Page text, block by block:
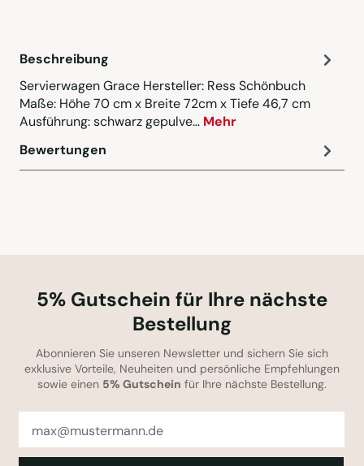
Beschreibung
Servierwagen Grace Hersteller: Ress Schönbuch
Maße: Höhe 70 cm x Breite 72cm x Tiefe 46,7 cm
Ausführung: schwarz gepulve… Mehr
Bewertungen
5% Gutschein für Ihre nächste
Bestellung
Abonnieren Sie unseren Newsletter und sichern Sie sich
exklusive Vorteile, Neuheiten und persönliche Empfehlungen
sowie einen 5% Gutschein für Ihre nächste Bestellung.